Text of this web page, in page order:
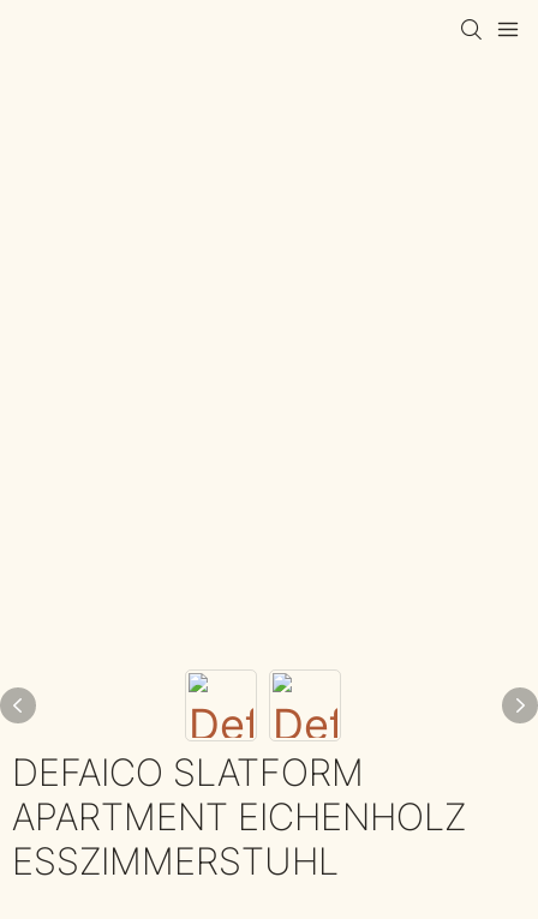
DEFAICO SLATFORM
APARTMENT EICHENHOLZ
ESSZIMMERSTUHL